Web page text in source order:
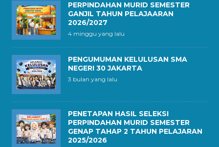
PERPINDAHAN MURID SEMESTER
GANJIL TAHUN PELAJAARAN
2026/2027
4 minggu yang lalu
PENGUMUMAN KELULUSAN SMA
NEGERI 30 JAKARTA
3 bulan yang lalu
PENETAPAN HASIL SELEKSI
PERPINDAHAN MURID SEMESTER
GENAP TAHAP 2 TAHUN PELAJARAN
2025/2026